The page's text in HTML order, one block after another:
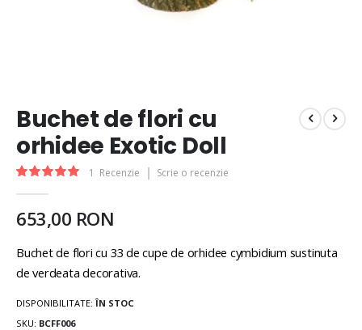
Buchet de flori cu
orhidee Exotic Doll
Rating: 1 Recenzie Scrie o recenzie
653,00 RON
Buchet de flori cu 33 de cupe de orhidee cymbidium sustinuta
de verdeata decorativa.
DISPONIBILITATE: ÎN STOC
SKU BCFF006